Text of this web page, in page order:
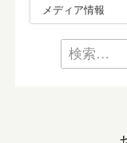
メディア情報